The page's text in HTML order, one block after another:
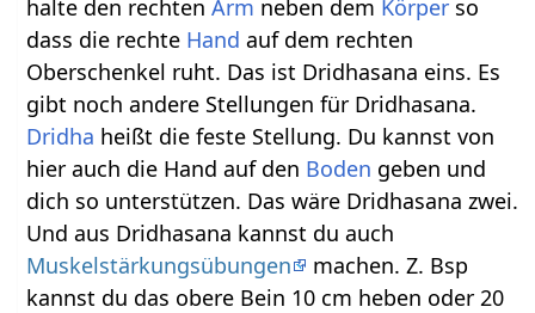
halte den rechtenArm neben dem Körper so
dass die rechte Hand auf dem rechten
Oberschenkel ruht. Das ist Dridhasana eins. Es
gibt noch andere Stellungen für Dridhasana.
Dridha heißt die feste Stellung. Du kannst von
hier auch die Hand auf den Boden geben und
dich so unterstützen. Das wäre Dridhasana zwei.
Und aus Dridhasana kannst du auch
Muskelstärkungsübungen
machen. Z. Bsp
kannst du das obere Bein 10 cm heben oder 20